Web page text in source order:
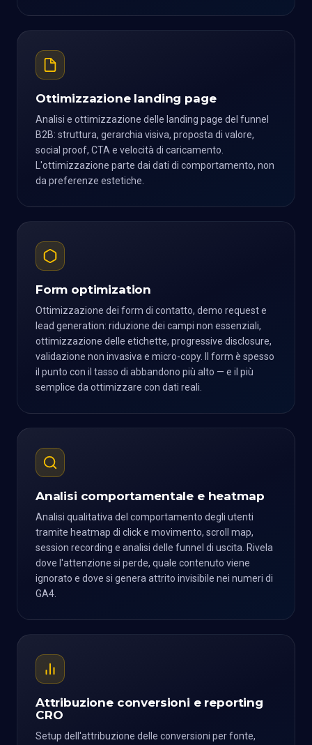
Ottimizzazione landing page
Analisi e ottimizzazione delle landing page del funnel
B2B: struttura, gerarchia visiva, proposta di valore,
social proof, CTA e velocità di caricamento.
L'ottimizzazione parte dai dati di comportamento, non
da preferenze estetiche.
Form optimization
Ottimizzazione dei form di contatto, demo request e
lead generation: riduzione dei campi non essenziali,
ottimizzazione delle etichette, progressive disclosure,
validazione non invasiva e micro-copy. Il form è spesso
il punto con il tasso di abbandono più alto — e il più
semplice da ottimizzare con dati reali.
Analisi comportamentale e heatmap
Analisi qualitativa del comportamento degli utenti
tramite heatmap di click e movimento, scroll map,
session recording e analisi delle funnel di uscita. Rivela
dove l'attenzione si perde, quale contenuto viene
ignorato e dove si genera attrito invisibile nei numeri di
GA4.
Attribuzione conversioni e reporting
CRO
Setup dell'attribuzione delle conversioni per fonte,